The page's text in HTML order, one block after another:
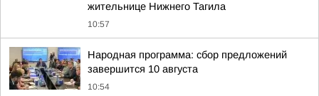
жительнице Нижнего Тагила
10:57
Народная программа: сбор предложений
завершится 10 августа
10:54